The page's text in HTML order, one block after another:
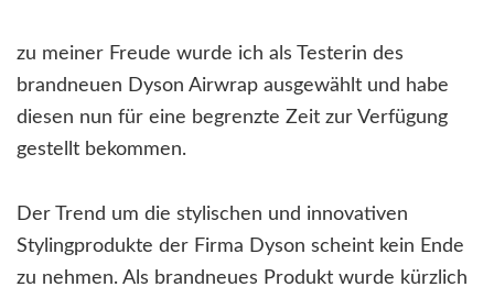
zu meiner Freude wurde ich als Testerin des
brandneuen Dyson Airwrap ausgewählt und habe
diesen nun für eine begrenzte Zeit zur Verfügung
gestellt bekommen.
Der Trend um die stylischen und innovativen
Stylingprodukte der Firma Dyson scheint kein Ende
zu nehmen. Als brandneues Produkt wurde kürzlich